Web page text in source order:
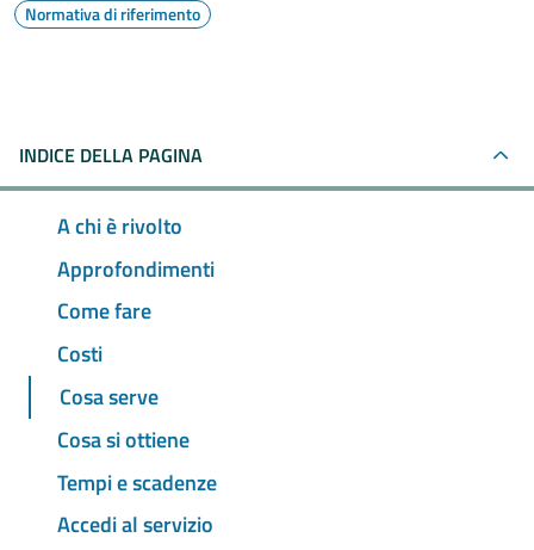
Normativa di riferimento
INDICE DELLA PAGINA
A chi è rivolto
Approfondimenti
Come fare
Costi
Cosa serve
Cosa si ottiene
Tempi e scadenze
Accedi al servizio